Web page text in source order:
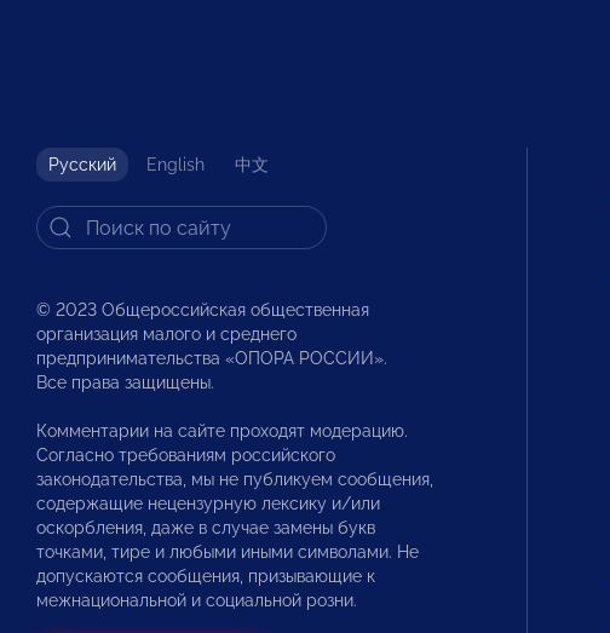
Русский English 中文
© 2023 Общероссийская общественная
организация малого и среднего
предпринимательства «ОПОРА РОССИИ».
Все права защищены.
Комментарии на сайте проходят модерацию.
Согласно требованиям российского
законодательства, мы не публикуем сообщения,
содержащие нецензурную лексику и/или
оскорбления, даже в случае замены букв
точками, тире и любыми иными символами. Не
допускаются сообщения, призывающие к
межнациональной и социальной розни.